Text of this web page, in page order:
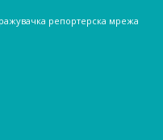
репортерска мрежа